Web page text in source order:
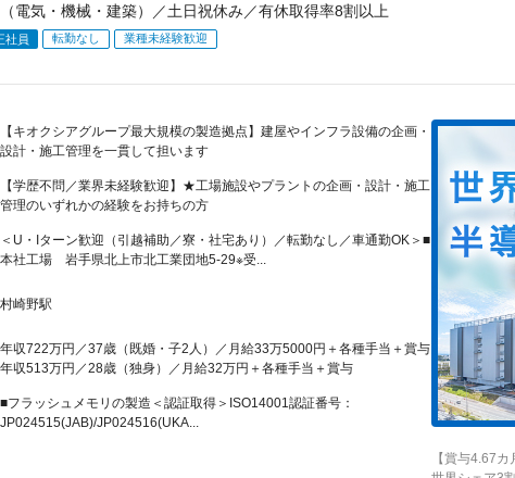
電気・機械・建築）／土日祝休み／有休取得率8割以上
社員 転勤なし 業種未経験歓迎
【キオクシアグループ最大規模の製造拠点】建屋やインフラ設備の企画・
設計・施工管理を一貫して担います
【学歴不問／業界未経験歓迎】★工場施設やプラントの企画・設計・施工
管理のいずれかの経験をお持ちの方
＜U・Iターン歓迎（引越補助／寮・社宅あり）／転勤なし／車通勤OK＞■
本社工場 岩手県北上市北工業団地5-29※受...
村崎野駅
年収722万円／37歳（既婚・子2人）／月給33万5000円＋各種手当＋賞与
年収513万円／28歳（独身）／月給32万円＋各種手当＋賞与
■フラッシュメモリの製造＜認証取得＞ISO14001認証番号：
JP024515(JAB)/JP024516(UKA...
【賞与4.67